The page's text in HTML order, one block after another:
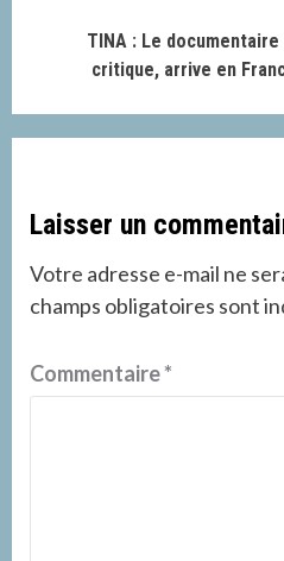
TINA : Le
critique, arrive en
Laisser un
Votre adresse e-mail ne
champs obligatoires sont
Commentaire*